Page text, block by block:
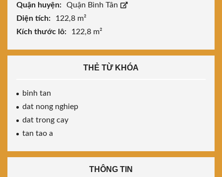
Quận huyện:
Quận Bình Tân
Diện tích:
122,8 m²
Kích thước lô:
122,8 m²
THẺ TỪ KHÓA
binh tan
dat nong nghiep
dat trong cay
tan tao a
THÔNG TIN